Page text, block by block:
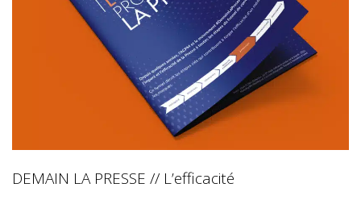
DEMAIN LA PRESSE // L’efficacité